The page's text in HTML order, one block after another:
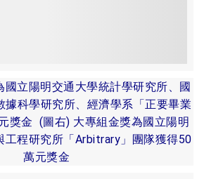
國立陽明交通大學統計學研究所、國
據科學研究所、經濟學系「正要畢業
獎金 (圖右) 大專組金獎為國立陽明
工程研究所「Arbitrary」團隊獲得50
萬元獎金